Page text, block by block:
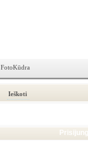
FotoKūdra
Ieškoti